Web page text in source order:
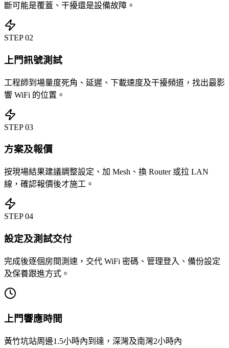
斷可能是覆蓋、干擾還是設備故障。
STEP02
上門訊號測試
工程師到場量度死角、延遲、下載速度及干擾頻道，找出最影
響 WiFi 的位置。
STEP03
方案及報價
按現場結果建議調整設定、加 Mesh、換 Router 或拉 LAN
線，確認報價後才施工。
STEP04
設定及測試交付
完成後逐個房間測速，交代 WiFi 密碼、管理登入、備份設定
及保養跟進方式。
上門響應時間
黃竹坑站周邊1.5小時內到達，深灣及南灣2小時內